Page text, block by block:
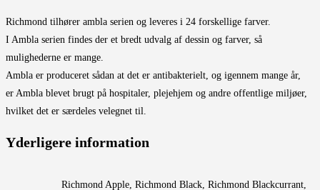
Richmond tilhører ambla serien og leveres i 24 forskellige farver.
I Ambla serien findes der et bredt udvalg af dessin og farver, så
mulighederne er mange.
Ambla er produceret sådan at det er antibakterielt, og igennem mange år,
er Ambla blevet brugt på hospitaler, plejehjem og andre offentlige miljøer,
hvilket det er særdeles velegnet til.
Yderligere information
Richmond Apple, Richmond Black, Richmond Blackcurrant,